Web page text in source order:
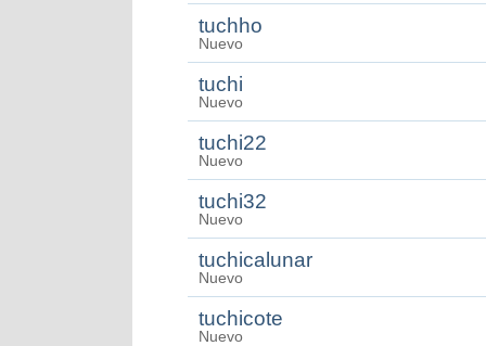
tuchho
Nuevo
tuchi
Nuevo
tuchi22
Nuevo
tuchi32
Nuevo
tuchicalunar
Nuevo
tuchicote
Nuevo